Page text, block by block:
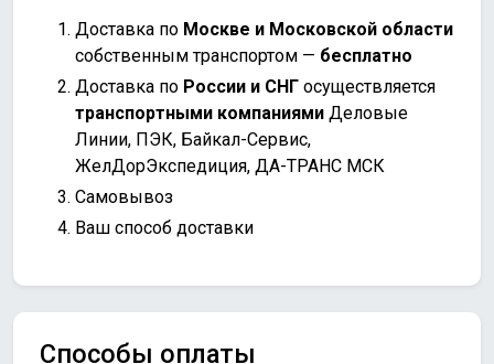
Доставка по Москве и Московской области
собственным транспортом — бесплатно
Доставка по России и СНГ осуществляется
транспортными компаниями Деловые
Линии, ПЭК, Байкал-Сервис,
ЖелДорЭкспедиция, ДА-ТРАНС МСК
Самовывоз
Ваш способ доставки
Способы оплаты